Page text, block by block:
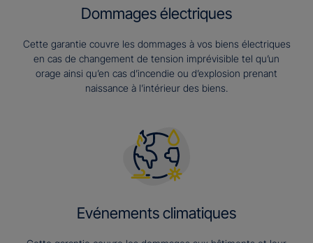
Dommages électriques
Cette garantie couvre les dommages à vos biens électriques
en cas de changement de tension imprévisible tel qu’un
orage ainsi qu’en cas d’incendie ou d’explosion prenant
naissance à l’intérieur des biens.
Evénements climatiques